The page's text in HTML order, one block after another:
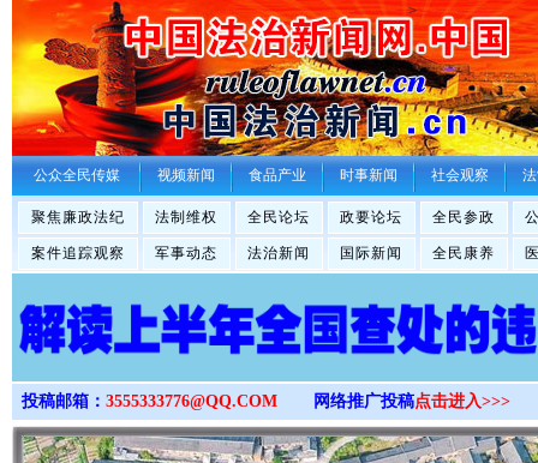
>
公众全民传媒 视频新闻 食品产业 时事新闻 社会观察
聚焦廉政法纪 法制维权 全民论坛 政要论坛 全民参政
案件追踪观察 军事动态 法治新闻 国际新闻 全民康养
投稿邮箱： 3555333776@QQ.COM 网络推广投稿点击进入>>>